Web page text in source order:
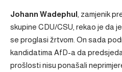
Johann Wadephul , zamjenik
skupine CDU/CSU, rekao je da
se proglasi žrtvom. On sada
kandidatima AfD-a da
prošlosti nisu ponašali